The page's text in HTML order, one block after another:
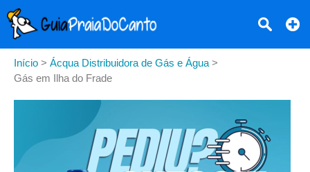
Início > Ácqua Distribuidora de Gás e Água >
Gás em Ilha do Frade